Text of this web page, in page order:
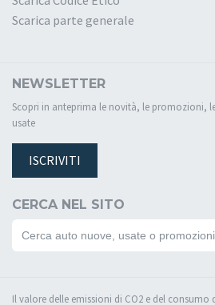
Scarica parte generale
NEWSLETTER
Scopri in anteprima le novità, le promozioni,
usate
ISCRIVITI
CERCA NEL SITO
Il valore delle emissioni di CO2 e del